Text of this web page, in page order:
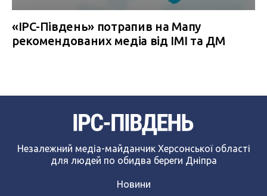
«IPC-Південь» потрапив на Мапу
рекомендованих медіа від ІМІ та ДМ
Незалежний медіа-майданчик Херсонської області
для людей по обидва береги Дніпра
Новини